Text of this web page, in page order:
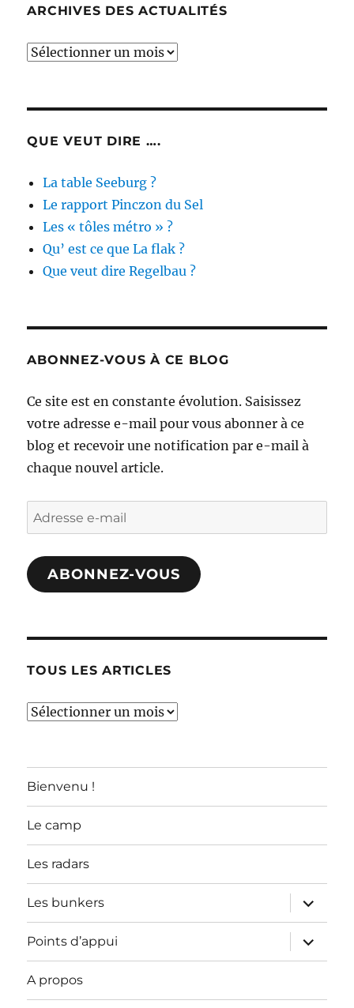
ARCHIVES DES ACTUALITÉS
Archives
QUE VEUT DIRE ….
La table Seeburg ?
Le rapport Pinczon du Sel
Les « tôles métro » ?
Qu’ est ce que La flak ?
Que veut dire Regelbau ?
ABONNEZ-VOUS À CE BLOG
Ce site est en constante évolution. Saisissez
votre adresse e-mail pour vous abonner à ce
blog et recevoir une notification par e-mail à
chaque nouvel article.
Adresse
e-
mail
ABONNEZ-VOUS
TOUS LES ARTICLES
TOUS
Bienvenu !
Le camp
Les radars
Les bunkers
ouvrir
le
sous-
menu
Points d’appui
ouvrir
le
sous-
A propos